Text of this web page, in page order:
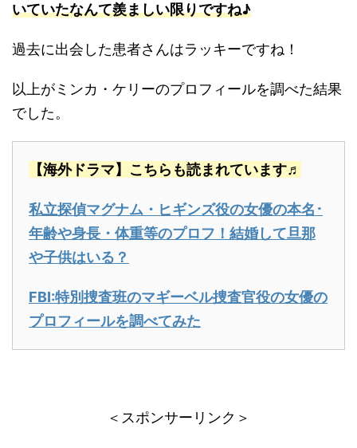
いていたなんて羨ましい限りですね♪
過去に出会した患者さんはラッキーですね！
以上がミンカ・ケリーのプロフィールを調べた結果
でした。
【海外ドラマ】こちらも読まれています♬
私立探偵マグナム・ヒギンズ役の女優の本名･
年齢や身長・体重等のプロフ！結婚して旦那
や子供はいる？
FBI:特別捜査班のマギーベル捜査官役の女優の
プロフィールを調べてみた
＜スポンサーリンク＞